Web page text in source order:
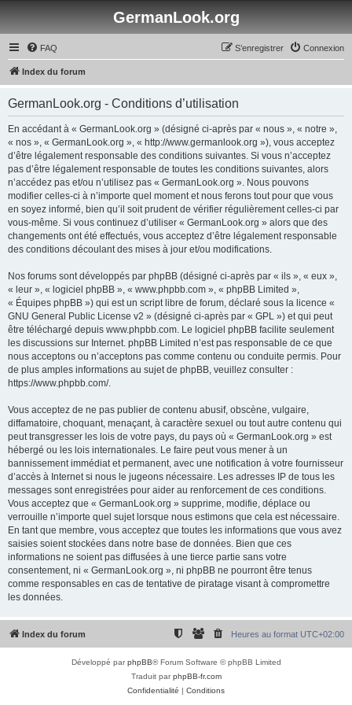
GermanLook.org
FAQ Connexion
S’enregistrer
Index du forum
GermanLook.org - Conditions d’utilisation
En accédant à « GermanLook.org » (désigné ci-après par « nous », « notre »,
« nos », « GermanLook.org », « http://www.germanlook.org »), vous acceptez
d’être légalement responsable des conditions suivantes. Si vous n’acceptez
pas d’être légalement responsable de toutes les conditions suivantes, alors
n’accédez pas et/ou n’utilisez pas « GermanLook.org ». Nous pouvons
modifier celles-ci à n’importe quel moment et nous ferons tout pour que vous
en soyez informé, bien qu’il soit prudent de vérifier régulièrement celles-ci par
vous-même. Si vous continuez d’utiliser « GermanLook.org » alors que des
changements ont été effectués, vous acceptez d’être légalement responsable
des conditions découlant des mises à jour et/ou modifications.
Nos forums sont développés par phpBB (désigné ci-après par « ils », « eux »,
« leur », « logiciel phpBB », « www.phpbb.com », « phpBB Limited »,
« Équipes phpBB ») qui est un script libre de forum, déclaré sous la licence «
GNU General Public License v2 » (désigné ci-après par « GPL ») et qui peut
être téléchargé depuis www.phpbb.com. Le logiciel phpBB facilite seulement
les discussions sur Internet. phpBB Limited n’est pas responsable de ce que
nous acceptons ou n’acceptons pas comme contenu ou conduite permis. Pour
de plus amples informations au sujet de phpBB, veuillez consulter :
https://www.phpbb.com/.
Vous acceptez de ne pas publier de contenu abusif, obscène, vulgaire,
diffamatoire, choquant, menaçant, à caractère sexuel ou tout autre contenu qui
peut transgresser les lois de votre pays, du pays où « GermanLook.org » est
hébergé ou les lois internationales. Le faire peut vous mener à un
bannissement immédiat et permanent, avec une notification à votre fournisseur
d’accès à Internet si nous le jugeons nécessaire. Les adresses IP de tous les
messages sont enregistrées pour aider au renforcement de ces conditions.
Vous acceptez que « GermanLook.org » supprime, modifie, déplace ou
verrouille n’importe quel sujet lorsque nous estimons que cela est nécessaire.
En tant que membre, vous acceptez que toutes les informations que vous avez
saisies soient stockées dans notre base de données. Bien que ces
informations ne soient pas diffusées à une tierce partie sans votre
consentement, ni « GermanLook.org », ni phpBB ne pourront être tenus
comme responsables en cas de tentative de piratage visant à compromettre
les données.
Index du forum Heures au format UTC+02:00
Développé parphpBB® Forum Software © phpBB Limited
Traduit parphpBB-fr.com
Confidentialité | Conditions